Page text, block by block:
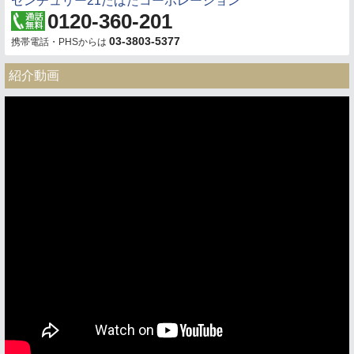
0120-360-201
携帯電話・PHSからは 03-3803-5377
紹介動画